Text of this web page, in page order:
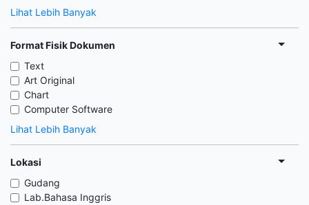
Lihat Lebih Banyak
Format Fisik Dokumen
Text
Art Original
Chart
Computer Software
Lihat Lebih Banyak
Lokasi
Gudang
Lab.Bahasa Inggris